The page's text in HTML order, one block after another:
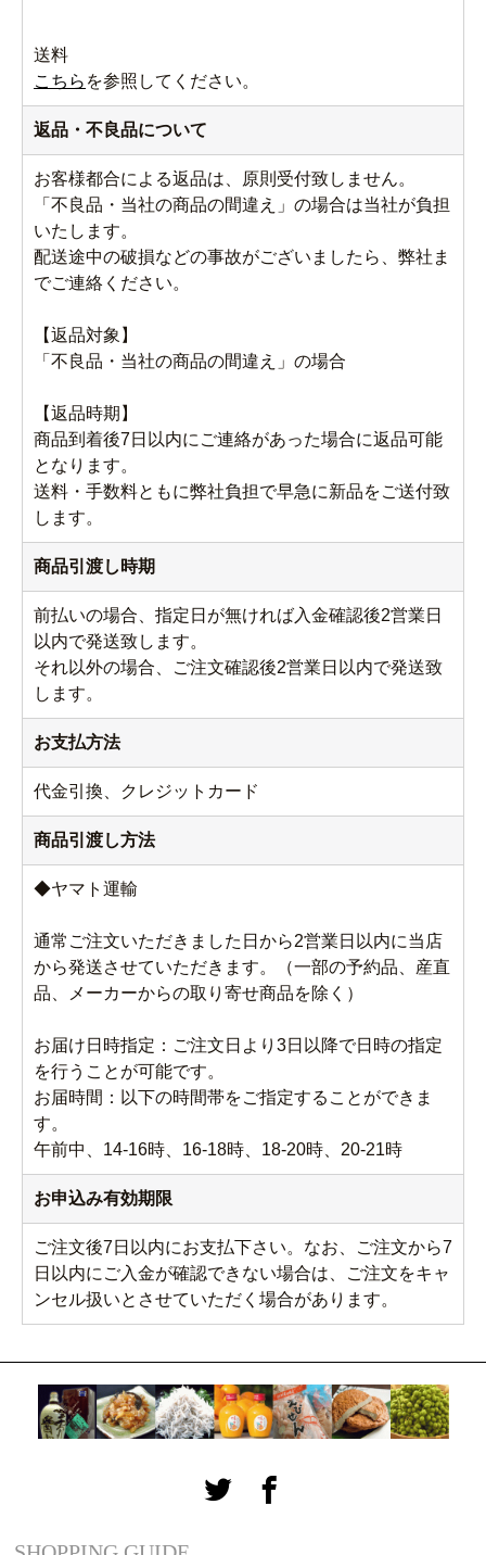
送料
こちら を参照してください。
返品・不良品について
お客様都合による返品は、原則受付致しません。
「不良品・当社の商品の間違え」の場合は当社が負担
いたします。
配送途中の破損などの事故がございましたら、弊社ま
でご連絡ください。
【返品対象】
「不良品・当社の商品の間違え」の場合
【返品時期】
商品到着後7日以内にご連絡があった場合に返品可能
となります。
送料・手数料ともに弊社負担で早急に新品をご送付致
します。
商品引渡し時期
前払いの場合、指定日が無ければ入金確認後2営業日
以内で発送致します。
それ以外の場合、ご注文確認後2営業日以内で発送致
します。
お支払方法
代金引換、クレジットカード
商品引渡し方法
◆ヤマト運輸
通常ご注文いただきました日から2営業日以内に当店
から発送させていただきます。（一部の予約品、産直
品、メーカーからの取り寄せ商品を除く）
お届け日時指定：ご注文日より3日以降で日時の指定
を行うことが可能です。
お届時間：以下の時間帯をご指定することができま
す。
午前中、14-16時、16-18時、18-20時、20-21時
お申込み有効期限
ご注文後7日以内にお支払下さい。なお、ご注文から7
日以内にご入金が確認できない場合は、ご注文をキャ
ンセル扱いとさせていただく場合があります。